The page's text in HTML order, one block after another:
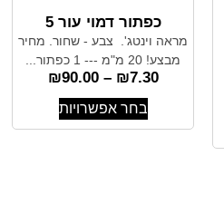
כפתור דמוי עור 5
מראה וינטג'. צבע - שחור. מחיר
מבצע! 20 מ"מ --- 1 כפתור...
₪7.30
–
₪90.00
בחר אפשרויות